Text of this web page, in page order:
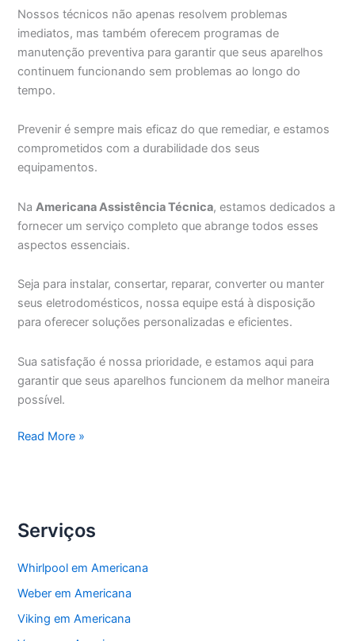
Nossos técnicos não apenas resolvem problemas
imediatos, mas também oferecem programas de
manutenção preventiva para garantir que seus aparelhos
continuem funcionando sem problemas ao longo do
tempo.
Prevenir é sempre mais eficaz do que remediar, e estamos
comprometidos com a durabilidade dos seus
equipamentos.
NaAmericana Assistência Técnica, estamos dedicados a
fornecer um serviço completo que abrange todos esses
aspectos essenciais.
Seja para instalar, consertar, reparar, converter ou manter
seus eletrodomésticos, nossa equipe está à disposição
para oferecer soluções personalizadas e eficientes.
Sua satisfação é nossa prioridade, e estamos aqui para
garantir que seus aparelhos funcionem da melhor maneira
possível.
Americana
Read More »
Serviços
Whirlpool em Americana
Weber em Americana
Viking em Americana